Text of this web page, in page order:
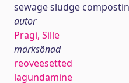
sewage sludge
autor
Pragi, Sille
märksõnad
reoveesetted
lagundamine